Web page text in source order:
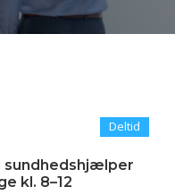
Deltid
sundhedshjælper
kl. 8–12